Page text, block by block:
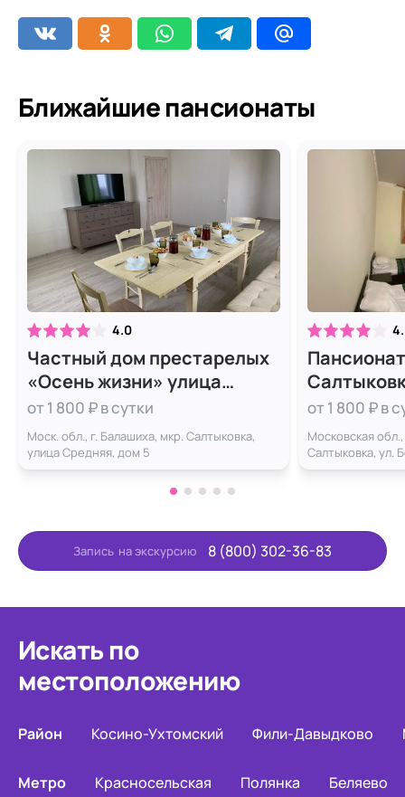
Ближайшие пансионаты
4.0
Частный дом престарелых
«Осень жизни» улица
Средняя, 5
от 1 800 ₽ в сутки
Моск. обл., г. Балашиха, мкр. Салтыковка,
улица Средняя, дом 5
от 1 800 ₽ в
Московская
Салтыковка, ул.
Запись на экскурсию 8 (800) 302-36-83
Искать по
местоположению
Район Косино-Ухтомский Фили-Давыдково
Метро Красносельская Полянка Беляево